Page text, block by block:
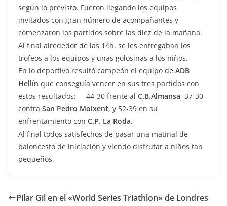
según lo previsto. Fueron llegando los equipos
invitados con gran número de acompañantes y
comenzaron los partidos sobre las diez de la mañana.
Al final alrededor de las 14h. se les entregaban los
trofeos a los equipos y unas golosinas a los niños.
En lo deportivo resultó campeón el equipo de ADB
Hellín que conseguía vencer en sus tres partidos con
estos resultados: 44-30 frente al C.B.Almansa, 37-30
contra San Pedro Moixent, y 52-39 en su
enfrentamiento con C.P. La Roda.
Al final todos satisfechos de pasar una matinal de
baloncesto de iniciación y viendo disfrutar a niños tan
pequeños.
Pilar Gil en el «World Series Triathlon» de Londres